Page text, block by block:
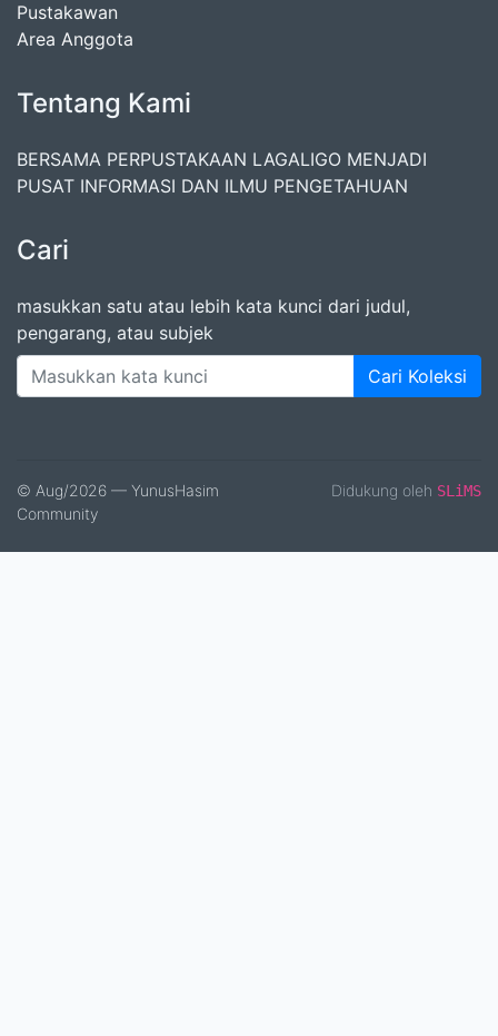
Pustakawan
Area Anggota
Tentang Kami
BERSAMA PERPUSTAKAAN LAGALIGO MENJADI
PUSAT INFORMASI DAN ILMU PENGETAHUAN
Cari
masukkan satu atau lebih kata kunci dari judul,
pengarang, atau subjek
Cari Koleksi
© Aug/2026 — YunusHasim
Community
Didukung oleh SLiMS